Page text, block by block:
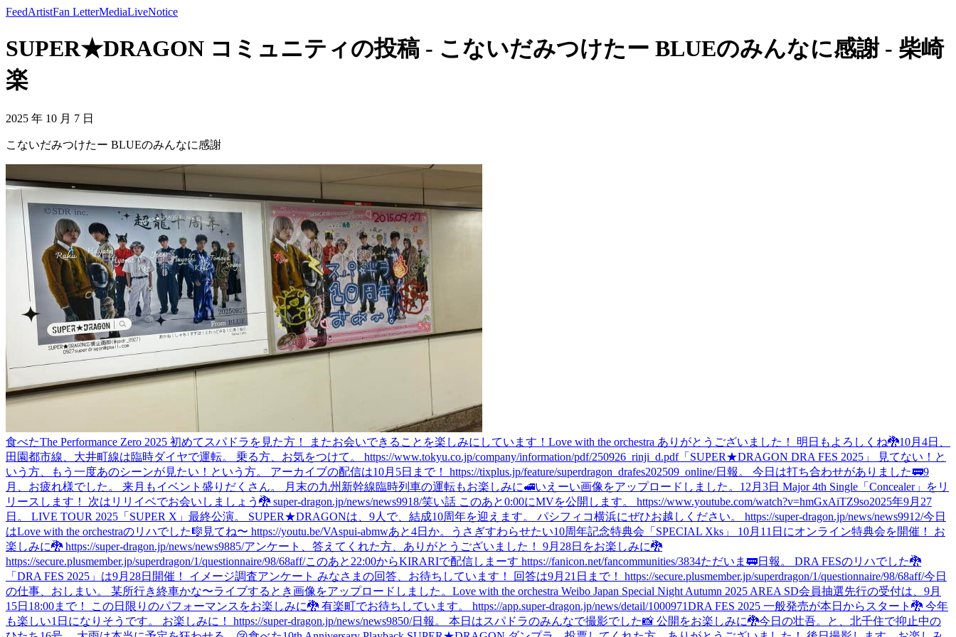
FeedArtistFan LetterMediaLiveNotice
SUPER★DRAGON コミュニティの投稿 - こないだみつけたー BLUEのみんなに感謝 - 柴崎
楽
2025 年 10 月 7 日
こないだみつけたー BLUEのみんなに感謝
食べたThe Performance Zero 2025 初めてスパドラを見た方！ またお会いできることを楽しみにしています！ Love with the orchestra ありがとうございました！ 明日もよろしくね🐉10月4日、
田園都市線、大井町線は臨時ダイヤで運転。 乗る方、お気をつけて。 https://www.tokyu.co.jp/company/information/pdf/250926_rinji_d.pdf「SUPER★DRAGON DRA FES 2025」 見てない！と
いう方、もう一度あのシーンが見たい！という方。 アーカイブの配信は10月5日まで！ https://tixplus.jp/feature/superdragon_drafes202509_online/日報。 今日は打ち合わせがありました🚃9
月、お疲れ様でした。 来月もイベント盛りだくさん。 月末の九州新幹線臨時列車の運転もお楽しみに🚅いえーい画像をアップロードしました。 12月3日 Major 4th Single「Concealer」をリ
リースします！ 次はリリイベでお会いしましょう🐉 super-dragon.jp/news/news9918/笑い話 このあと0:00にMVを公開します。 https://www.youtube.com/watch?v=hmGxAiTZ9so2025年9月27
日。 LIVE TOUR 2025「SUPER X」最終公演。 SUPER★DRAGONは、9人で、結成10周年を迎えます。 パシフィコ横浜にぜひお越しください。 https://super-dragon.jp/news/news9912/今日
はLove with the orchestraのリハでした🎼 見てね〜 https://youtu.be/VAspui-abmwあと4日か。 うさぎすわらせたい10周年記念特典会「SPECIAL Xks」 10月11日にオンライン特典会を開催！ お
楽しみに🐉 https://super-dragon.jp/news/news9885/アンケート、答えてくれた方、ありがとうございました！ 9月28日をお楽しみに🐉
https://secure.plusmember.jp/superdragon/1/questionnaire/98/68aff/このあと22:00からKIRARIで配信しまーす https://fanicon.net/fancommunities/3834ただいま🚃日報。 DRA FESのリハでした🐉
「DRA FES 2025」は9月28日開催！ イメージ調査アンケート みなさまの回答、お待ちしています！ 回答は9月21日まで！ https://secure.plusmember.jp/superdragon/1/questionnaire/98/68aff/今日
の仕事、おしまい。 某所行き終車かな〜ライブするとき画像をアップロードしました。 Love with the orchestra Weibo Japan Special Night Autumn 2025 AREA SD会員抽選先行の受付は、9月
15日18:00まで！ この日限りのパフォーマンスをお楽しみに🐉 有楽町でお待ちしています。 https://app.super-dragon.jp/news/detail/1000971DRA FES 2025 一般発売が本日からスタート🐉 今年
も楽しい1日になりそうです。 お楽しみに！ https://super-dragon.jp/news/news9850/日報。 本日はスパドラのみんなで撮影でした📸 公開をお楽しみに🐉今日の壮吾。と、北千住で抑止中の